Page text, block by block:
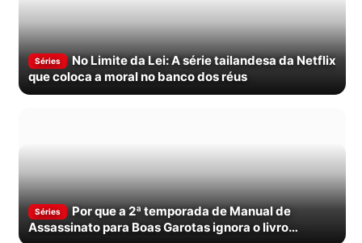
Séries
No Limite da Lei: A série tailandesa da Netflix
que coloca a moral no banco dos réus
Séries
Por que a 2ª temporada de Manual de
Assassinato para Boas Garotas ignora o livro